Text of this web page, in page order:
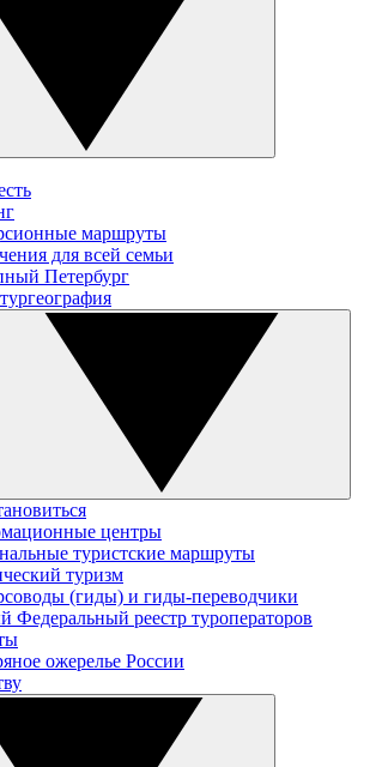
маршруты
для всей семьи
Петербург
центры
туристские маршруты
туризм
(гиды) и гиды-переводчики
Федеральный реестр туроператоров
ожерелье России